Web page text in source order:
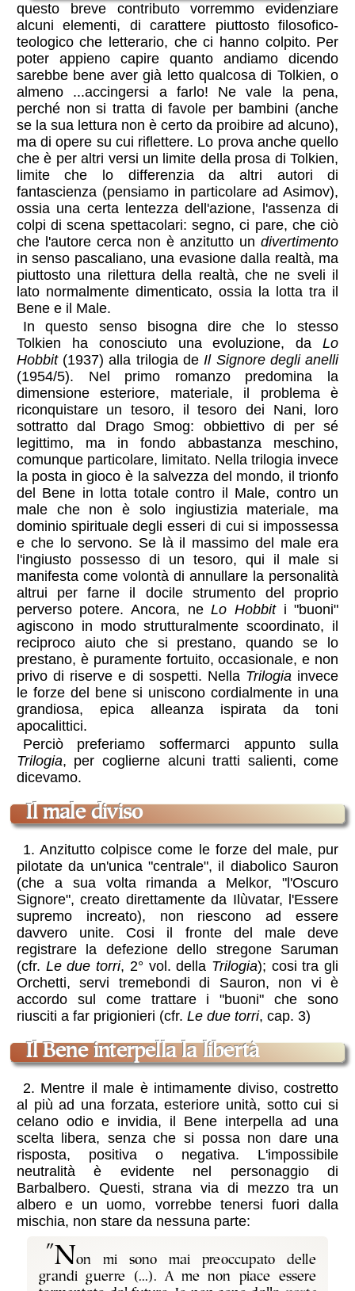
questo breve contributo vorremmo evidenziare
alcuni elementi, di carattere piuttosto filosofico-
teologico che letterario, che ci hanno colpito. Per
poter appieno capire quanto andiamo dicendo
sarebbe bene aver già letto qualcosa di Tolkien, o
almeno ...accingersi a farlo! Ne vale la pena,
perché non si tratta di favole per bambini (anche
se la sua lettura non è certo da proibire ad alcuno),
ma di opere su cui riflettere. Lo prova anche quello
che è per altri versi un limite della prosa di Tolkien,
limite che lo differenzia da altri autori di
fantascienza (pensiamo in particolare ad Asimov),
ossia una certa lentezza dell'azione, l'assenza di
colpi di scena spettacolari: segno, ci pare, che ciò
che l'autore cerca non è anzitutto undivertimento
in senso pascaliano, una evasione dalla realtà, ma
piuttosto una rilettura della realtà, che ne sveli il
lato normalmente dimenticato, ossia la lotta tra il
Bene e il Male.
In questo senso bisogna dire che lo stesso
Tolkien ha conosciuto una evoluzione, daLo
Hobbit(1937) alla trilogia deIl Signore degli anelli
(1954/5). Nel primo romanzo predomina la
dimensione esteriore, materiale, il problema è
riconquistare un tesoro, il tesoro dei Nani, loro
sottratto dal Drago Smog: obbiettivo di per sé
legittimo, ma in fondo abbastanza meschino,
comunque particolare, limitato. Nella trilogia invece
la posta in gioco è la salvezza del mondo, il trionfo
del Bene in lotta totale contro il Male, contro un
male che non è solo ingiustizia materiale, ma
dominio spirituale degli esseri di cui si impossessa
e che lo servono. Se là il massimo del male era
l'ingiusto possesso di un tesoro, qui il male si
manifesta come volontà di annullare la personalità
altrui per farne il docile strumento del proprio
perverso potere. Ancora, neLo Hobbiti "buoni"
agiscono in modo strutturalmente scoordinato, il
reciproco aiuto che si prestano, quando se lo
prestano, è puramente fortuito, occasionale, e non
privo di riserve e di sospetti. Nella Trilogia invece
le forze del bene si uniscono cordialmente in una
grandiosa, epica alleanza ispirata da toni
apocalittici.
Perciò preferiamo soffermarci appunto sulla
Trilogia, per coglierne alcuni tratti salienti, come
dicevamo.
il male diviso
1. Anzitutto colpisce come le forze del male, pur
pilotate da un'unica "centrale", il diabolico Sauron
(che a sua volta rimanda a Melkor, "l'Oscuro
Signore", creato direttamente da Ilùvatar, l'Essere
supremo increato), non riescono ad essere
davvero unite. Cosi il fronte del male deve
registrare la defezione dello stregone Saruman
(cfr. Le due torri, 2° vol. della Trilogia); cosi tra gli
Orchetti, servi tremebondi di Sauron, non vi è
accordo sul come trattare i "buoni" che sono
riusciti a far prigionieri (cfr. Le due torri, cap. 3)
il Bene interpella la libertà
2. Mentre il male è intimamente diviso, costretto
al più ad una forzata, esteriore unità, sotto cui si
celano odio e invidia, il Bene interpella ad una
scelta libera, senza che si possa non dare una
risposta, positiva o negativa. L'impossibile
neutralità è evidente nel personaggio di
Barbalbero. Questi, strana via di mezzo tra un
albero e un uomo, vorrebbe tenersi fuori dalla
mischia, non stare da nessuna parte:
"Non mi sono mai preoccupato delle
grandi guerre (...). A me non piace essere